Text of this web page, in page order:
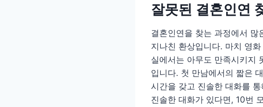
잘못된 결혼인연
결혼인연을 찾는 과정에서
지나친 환상입니다. 마치 영
실에서는 아무도 만족시키지
입니다. 첫 만남에서의 짧은
시간을 갖고 진솔한 대화를
진솔한 대화가 있다면, 10번